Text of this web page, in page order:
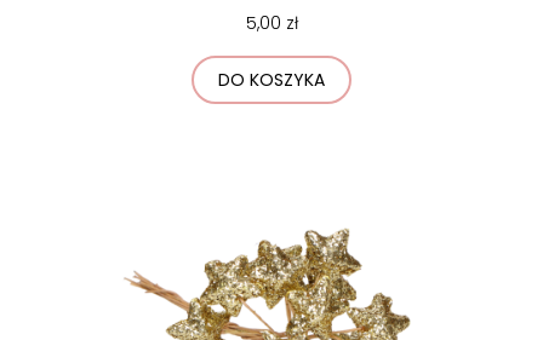
5,00 zł
DO KOSZYKA